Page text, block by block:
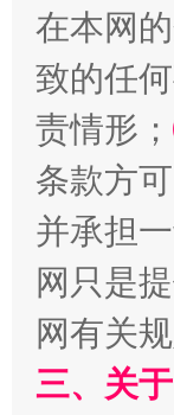
在本网
致的任
责情形；
条款方
并承担
网只是
网有关
三、关